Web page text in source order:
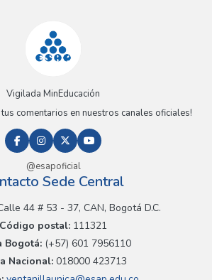
Vigilada MinEducación
tus comentarios en nuestros canales oficiales!
@esapoficial
Sede Central
44 # 53 - 37, CAN, Bogotá D.C.
Código postal: 111321
Bogotá:(+57) 601 7956110
Nacional: 018000 423713